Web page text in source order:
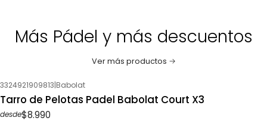
Más Pádel y más descuentos
Ver más productos
3324921909813|Babolat
Tarro de Pelotas Padel Babolat Court X3
desde$8.990